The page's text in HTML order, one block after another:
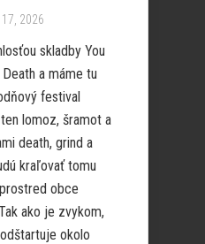
17, 2026
skladby You
a máme tu
festival
lomoz, šramot a
death, grind a
kraľovať tomu
obce
ako je zvykom,
okolo